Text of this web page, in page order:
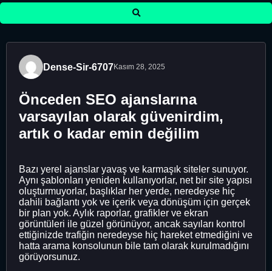
Dense-Sir-6707Kasım 28, 2025
Önceden SEO ajanslarına
varsayılan olarak güvenirdim,
artık o kadar emin değilim
Bazı yerel ajanslar yavaş ve karmaşık siteler sunuyor.
Aynı şablonları yeniden kullanıyorlar, net bir site yapısı
oluşturmuyorlar, başlıklar her yerde, neredeyse hiç
dahili bağlantı yok ve içerik veya dönüşüm için gerçek
bir plan yok. Aylık raporlar, grafikler ve ekran
görüntüleri ile güzel görünüyor, ancak sayıları kontrol
ettiğinizde trafiğin neredeyse hiç hareket etmediğini ve
hatta arama konsolunun bile tam olarak kurulmadığını
görüyorsunuz.